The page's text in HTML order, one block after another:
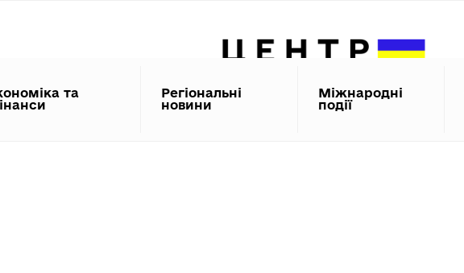
та
Регіональні
новини
Міжнародні
події